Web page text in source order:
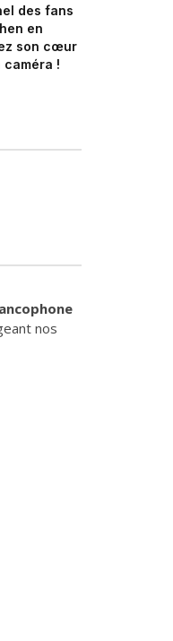
des fans
en
son cœur
!
nos